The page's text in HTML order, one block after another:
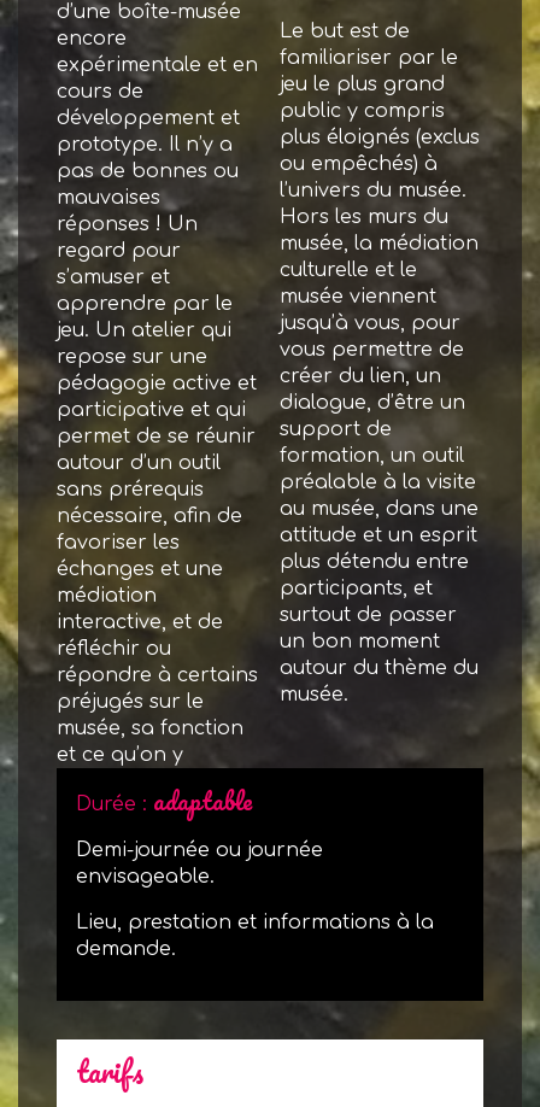
d’une boîte-musée
encore
expérimentale et en
cours de
développement et
prototype. Il n’y a
pas de bonnes ou
mauvaises
réponses ! Un
regard pour
s’amuser et
apprendre par le
jeu. Un atelier qui
repose sur une
pédagogie active et
participative et qui
permet de se réunir
autour d’un outil
sans prérequis
nécessaire, afin de
favoriser les
échanges et une
médiation
interactive, et de
réfléchir ou
répondre à certains
préjugés sur le
musée, sa fonction
et ce qu’on y
Le but est de
familiariser par le
jeu le plus grand
public y compris
plus éloignés (exclus
ou empêchés) à
l’univers du musée.
Hors les murs du
musée, la médiation
culturelle et le
musée viennent
jusqu’à vous, pour
vous permettre de
créer du lien, un
dialogue, d’être un
support de
formation, un outil
préalable à la visite
au musée, dans une
attitude et un esprit
plus détendu entre
participants, et
surtout de passer
un bon moment
autour du thème du
musée.
Durée : adaptable
Demi-journée ou journée
envisageable.
Lieu, prestation et informations à la
demande.
tarifs